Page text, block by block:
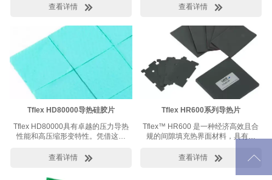
合成石墨外包装的热传递性能和泡
GOF1000 使用聚氨酯泡沫。
查看详情 
查看详情

Tflex HD80000导热硅胶片
Tflex HD80000具有卓越的压力导热
性能和高压缩形变特性。凭借这一
时将对部件的压力减至最小。于
查看详情 
Tflex HR600系列导热片
Tflex™ HR600 是一种经济高效且合
规的间隙填充热界面材料，具有出
用的出色处理能力。
查看详情  